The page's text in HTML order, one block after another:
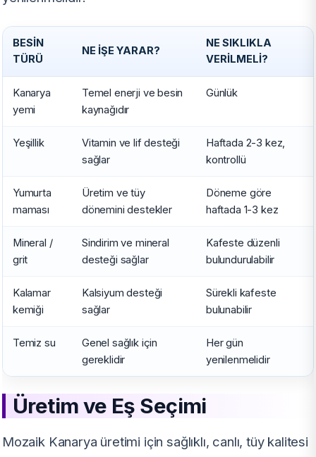
BESIN
TÜRÜ
NE İŞE YARAR?
NE SIKLIKLA
VERILMELI?
Kanarya
yemi
Temel enerji ve besin
kaynağıdır
Günlük
Yeşillik
Vitamin ve lif desteği
sağlar
Haftada 2-3 kez,
kontrollü
Yumurta
maması
Üretim ve tüy
dönemini destekler
Döneme göre
haftada 1-3 kez
Mineral /
grit
Sindirim ve mineral
desteği sağlar
Kafeste düzenli
bulundurulabilir
Kalamar
kemiği
Kalsiyum desteği
sağlar
Sürekli kafeste
bulunabilir
Temiz su
Genel sağlık için
gereklidir
Her gün
yenilenmelidir
Üretim ve Eş Seçimi
Mozaik Kanarya üretimi için sağlıklı, canlı, tüy kalitesi